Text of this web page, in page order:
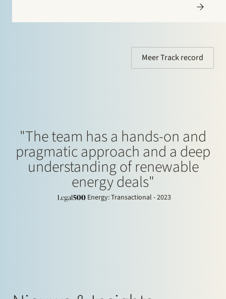
Meer Track record
"The team has a hands-on and
pragmatic approach and a deep
understanding of renewable
energy deals"
Energy: Transactional - 2023